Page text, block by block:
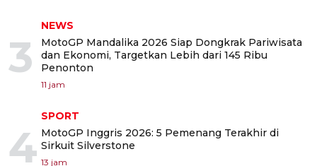
3
NEWS
MotoGP Mandalika 2026 Siap Dongkrak Pariwisata
dan Ekonomi, Targetkan Lebih dari 145 Ribu
Penonton
11 jam
4
SPORT
MotoGP Inggris 2026: 5 Pemenang Terakhir di
Sirkuit Silverstone
13 jam